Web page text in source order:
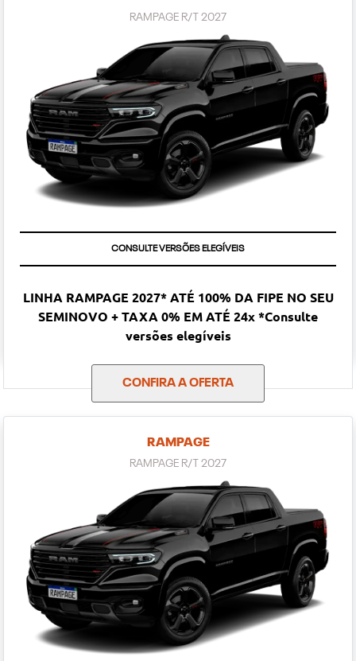
RAMPAGE R/T 2027
CONSULTE VERSÕES ELEGÍVEIS
LINHA RAMPAGE 2027* ATÉ 100% DA FIPE NO SEU
SEMINOVO + TAXA 0% EM ATÉ 24x *Consulte
versões elegíveis
CONFIRA A OFERTA
RAMPAGE
RAMPAGE R/T 2027